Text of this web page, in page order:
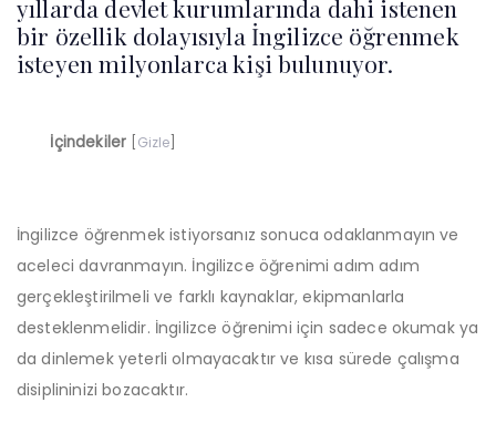
yıllarda devlet kurumlarında dahi istenen
bir özellik dolayısıyla İngilizce öğrenmek
isteyen milyonlarca kişi bulunuyor.
İçindekiler Gizle
İngilizce öğrenmek istiyorsanız sonuca odaklanmayın ve
aceleci davranmayın. İngilizce öğrenimi adım adım
gerçekleştirilmeli ve farklı kaynaklar, ekipmanlarla
desteklenmelidir. İngilizce öğrenimi için sadece okumak ya
da dinlemek yeterli olmayacaktır ve kısa sürede çalışma
disiplininizi bozacaktır.